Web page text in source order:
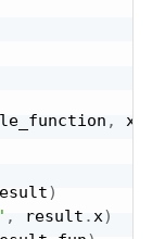
, x0
)
, result .x)